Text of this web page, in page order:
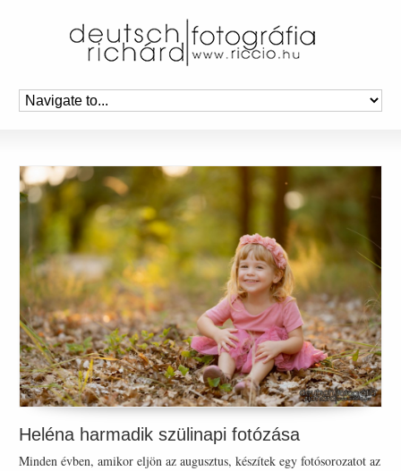
Heléna harmadik szülinapi fotózása
Minden évben, amikor eljön az augusztus, készítek egy fotósorozatot az